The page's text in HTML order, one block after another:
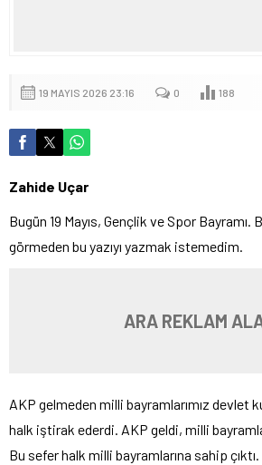
19 MAYIS 2026 23:16 0 188
Zahide Uçar
Bugün 19 Mayıs, Gençlik ve Spor Bayramı.
görmeden bu yazıyı yazmak istemedim.
ARA REKLAM
AKP gelmeden milli bayramlarımız devlet
halk iştirak ederdi. AKP geldi, milli
Bu sefer halk milli bayramlarına sahip